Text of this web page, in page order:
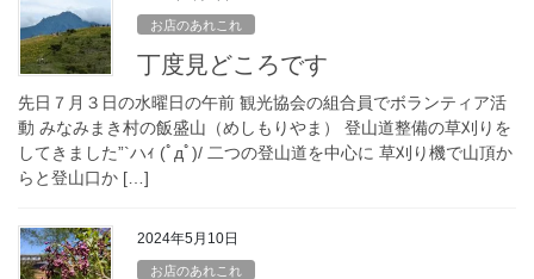
お店のあれこれ
丁度見どころです
先日７月３日の水曜日の午前 観光協会の組合員でボランティア活
動 みなみまき村の飯盛山（めしもりやま） 登山道整備の草刈りを
してきました”`ハｨ (ﾟдﾟ)/ 二つの登山道を中心に 草刈り機で山頂か
らと登山口か […]
2024年5月10日
お店のあれこれ